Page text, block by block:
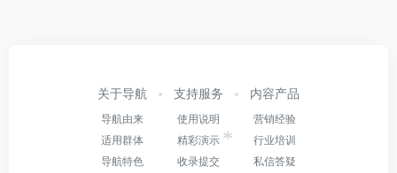
关于导航
导航由来
适用群体
导航特色
支持服务
使用说明
精彩演示
收录提交
内容产品
营销经验
行业培训
私信答疑